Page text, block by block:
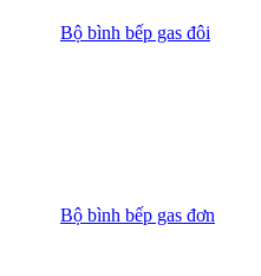
Bộ bình bếp gas đôi
Bộ bình bếp gas đơn